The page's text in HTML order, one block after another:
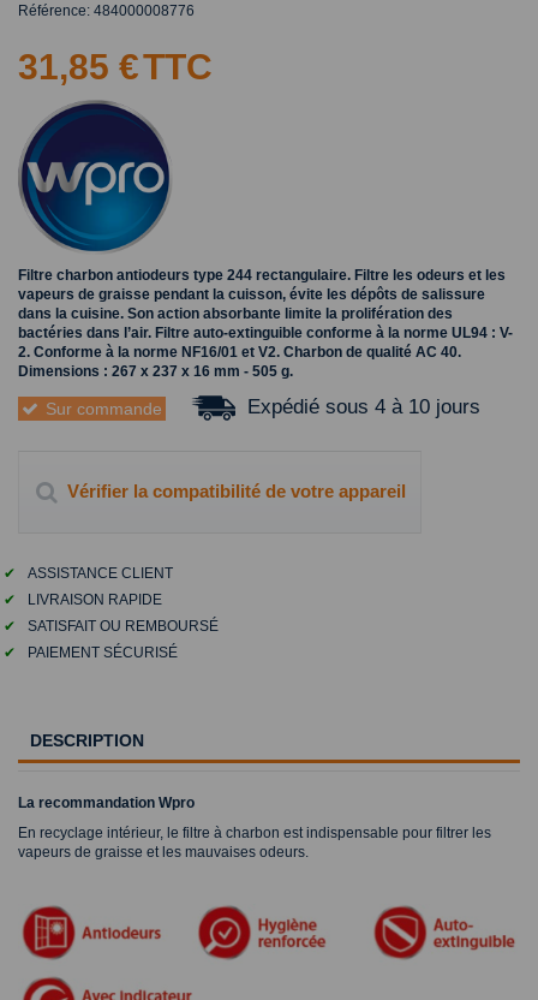
Référence: 484000008776
31,85 €TTC
Filtre charbon antiodeurs type 244 rectangulaire. Filtre les odeurs et les
vapeurs de graisse pendant la cuisson, évite les dépôts de salissure
dans la cuisine. Son action absorbante limite la prolifération des
bactéries dans l’air. Filtre auto-extinguible conforme à la norme UL94 : V-
2. Conforme à la norme NF16/01 et V2. Charbon de qualité AC 40.
Dimensions : 267 x 237 x 16 mm - 505 g.
Sur commande Expédié sous 4 à 10 jours
Vérifier la compatibilité de votre appareil
✔
ASSISTANCE CLIENT
✔
LIVRAISON RAPIDE
✔
SATISFAIT OU REMBOURSÉ
✔
PAIEMENT SÉCURISÉ
DESCRIPTION
La recommandation Wpro
En recyclage intérieur, le filtre à charbon est indispensable pour filtrer les
vapeurs de graisse et les mauvaises odeurs.